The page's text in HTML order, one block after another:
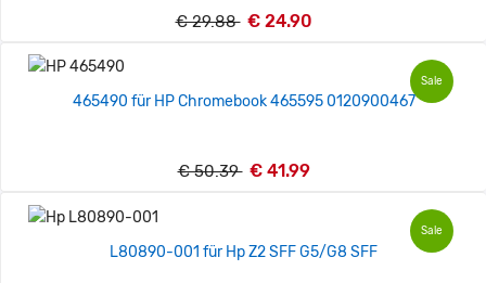
€ 29.88 € 24.90
Sale
465490 für HP Chromebook 465595 0120900467
€ 50.39 € 41.99
Sale
L80890-001 für Hp Z2 SFF G5/G8 SFF